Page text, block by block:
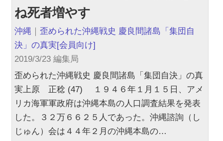
ね死者増やす
沖縄 ｜歪められた沖縄戦史 慶良間諸島「集団自
決」の真実[会員向け]
2019/3/23 編集局
歪められた沖縄戦史 慶良間諸島「集団自決」の真
実上原 正稔 (47) １９４６年１月１５日、アメ
リカ海軍軍政府は沖縄本島の人口調査結果を発表
した。３２万６６２５人であった。沖縄諮詢（し
じゅん）会は４４年２月の沖縄本島の…